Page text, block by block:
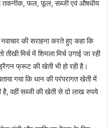
की सराहना करते हुए कहा कि
मिर्च में शिमला मिर्च उगाई जा रही
फ्रूट की खेती भी हो रही है।
गया कि धान की परंपरागत खेती में
वहीं सब्जी की खेती से दो लाख रुपये